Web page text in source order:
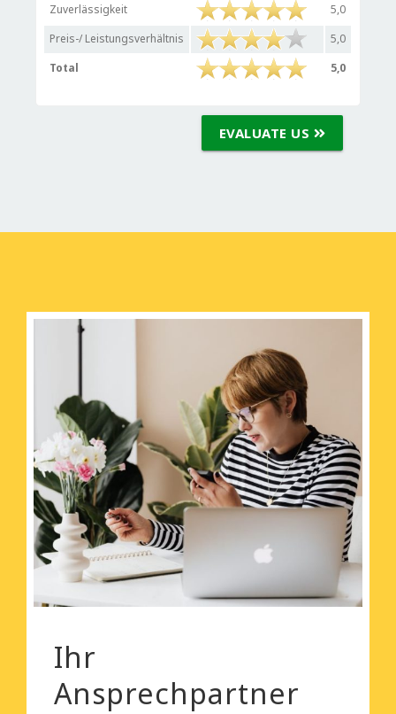
Zuverlässigkeit
5,0
Preis-/ Leistungsverhältnis
5,0
Total
5,0
EVALUATE US
Ihr
Ansprechpartner